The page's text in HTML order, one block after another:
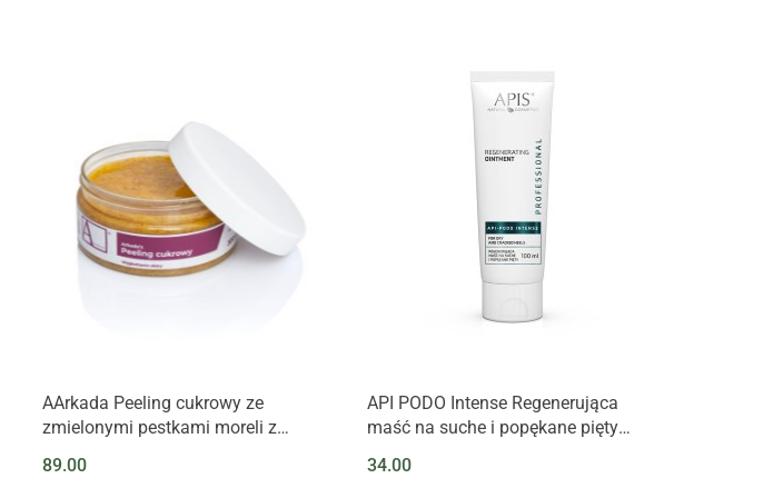
AArkada Peeling cukrowy ze
zmielonymi pestkami moreli z
olejem kokosowym i migdałowym.
89.00
API PODO Intense Regenerująca
maść na suche i popękane pięty
34.00